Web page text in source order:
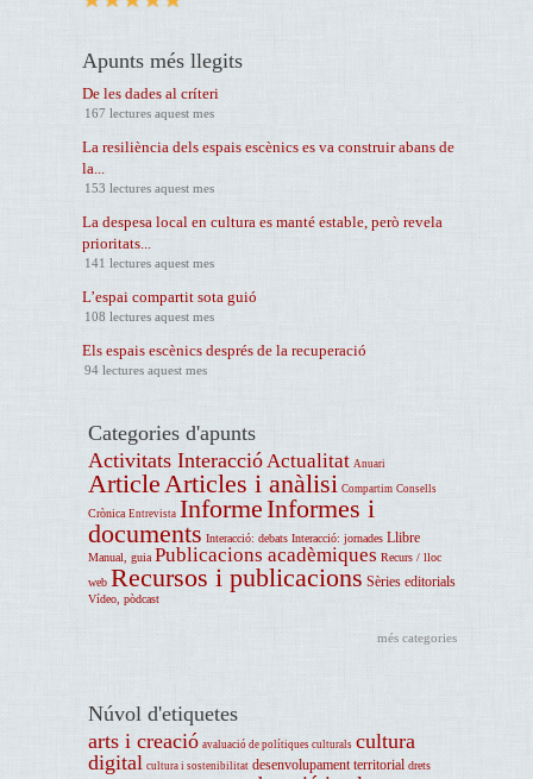
Apunts més llegits
De les dades al críteri
167 lectures aquest mes
La resiliència dels espais escènics es va construir abans de
la...
153 lectures aquest mes
La despesa local en cultura es manté estable, però revela
prioritats...
141 lectures aquest mes
L’espai compartit sota guió
108 lectures aquest mes
Els espais escènics després de la recuperació
94 lectures aquest mes
Categories d'apunts
Activitats Interacció Actualitat Anuari
Article Articles i anàlisi Compartim Consells
Crònica Entrevista InformeInformes i
documents Interacció: debats Interacció: jornades Llibre
Manual, guia Publicacions acadèmiques Recurs / lloc
web Recursos i publicacions Sèries editorials
Vídeo, pòdcast
més categories
Núvol d'etiquetes
arts i creació avaluació de polítiques culturals cultura
digital cultura i sostenibilitat desenvolupament territorial drets